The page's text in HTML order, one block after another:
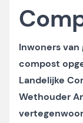
Inwoners
compost
Landelijke
Wethouder